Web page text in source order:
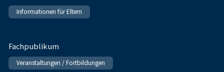
Informationen für Eltern
Fachpublikum
Veranstaltungen / Fortbildungen